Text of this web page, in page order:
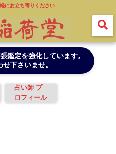
にお立ち寄りください
定を強化しています。
下さいませ。
占い師 プ
ロフィール